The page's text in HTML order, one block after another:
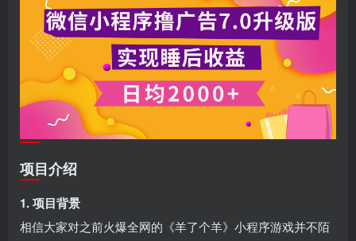
项目介绍
1. 项目背景
相信大家对之前火爆全网的《羊了个羊》小程序游戏并不陌